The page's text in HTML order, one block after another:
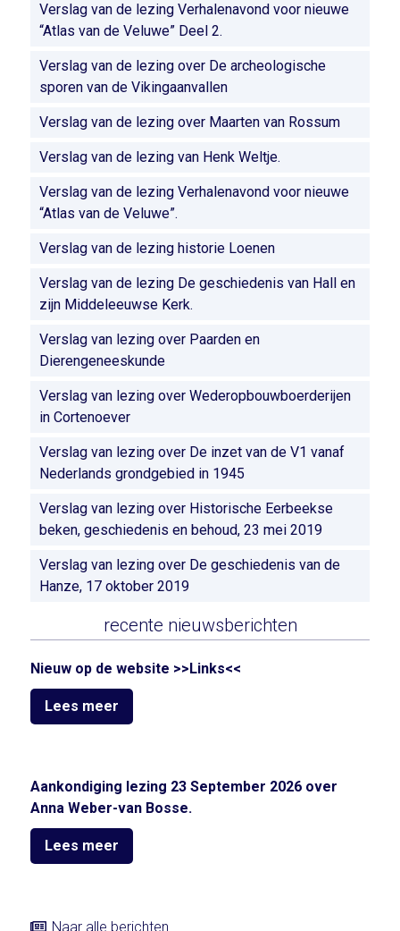
Verslag van de lezing Verhalenavond voor nieuwe
“Atlas van de Veluwe” Deel 2.
Verslag van de lezing over De archeologische
sporen van de Vikingaanvallen
Verslag van de lezing over Maarten van Rossum
Verslag van de lezing van Henk Weltje.
Verslag van de lezing Verhalenavond voor nieuwe
“Atlas van de Veluwe”.
Verslag van de lezing historie Loenen
Verslag van de lezing De geschiedenis van Hall en
zijn Middeleeuwse Kerk.
Verslag van lezing over Paarden en
Dierengeneeskunde
Verslag van lezing over Wederopbouwboerderijen
in Cortenoever
Verslag van lezing over De inzet van de V1 vanaf
Nederlands grondgebied in 1945
Verslag van lezing over Historische Eerbeekse
beken, geschiedenis en behoud, 23 mei 2019
Verslag van lezing over De geschiedenis van de
Hanze, 17 oktober 2019
recente nieuwsberichten
Nieuw op de website >>Links<<
Lees meer
Aankondiging lezing 23 September 2026 over
Anna Weber-van Bosse.
Lees meer
Naar alle berichten